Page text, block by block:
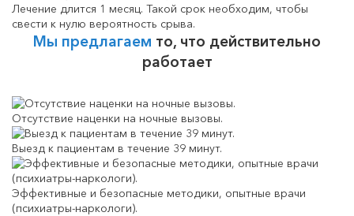
Лечение длится 1 месяц. Такой срок необходим, чтобы
свести к нулю вероятность срыва.
Мы предлагаем то, что действительно
работает
Отсутствие наценки на ночные вызовы.
Выезд к пациентам в течение 39 минут.
Эффективные и безопасные методики, опытные врачи
(психиатры-наркологи).